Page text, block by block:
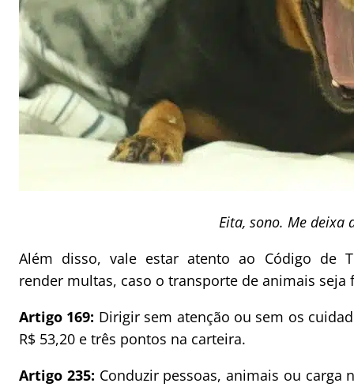
Eita, sono. Me
Além disso, vale estar atento ao Código de
render multas, caso o transporte de animais seja
Artigo 169: Dirigir sem atenção ou sem os
R$ 53,20 e três pontos na carteira.
Artigo 235: Conduzir pessoas, animais ou carga